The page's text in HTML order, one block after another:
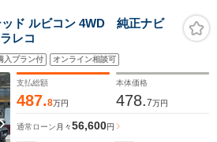
ド ルビコン 4WD 純正ナビ
レコ
入プラン付 オンライン相談可
支払総額
487.8万円
本体価格
478.7万円
通常ローン 月々56,600円